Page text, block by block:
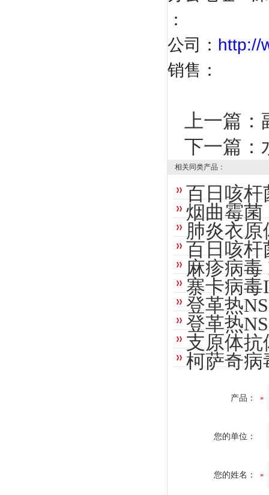
：
公司： http://
销售 ：
上一篇：
下一篇：
相关同类产品：
百日咳杆
烟曲霉菌
肺炎衣原
百日咳杆
麻疹病毒
寨卡病毒
登革热
登革热
支原体抗
柯萨奇病
产品：
您的单位：
您的姓名：